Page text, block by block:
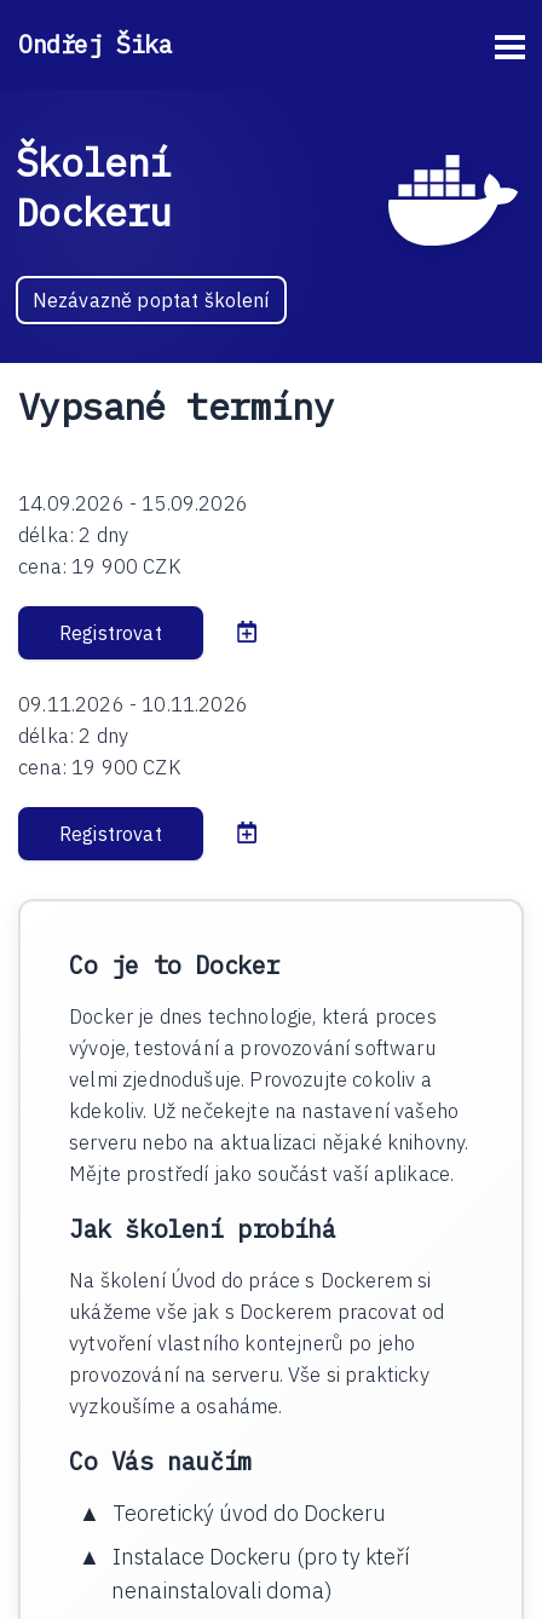
Ondřej Šika
Školení
Dockeru
Nezávazně poptat školení
Vypsané termíny
14.09.2026 - 15.09.2026
délka:2 dny
cena: 19 900 CZK
Registrovat
09.11.2026 - 10.11.2026
délka:2 dny
cena: 19 900 CZK
Registrovat
Co je to Docker
Docker je dnes technologie, která proces
vývoje, testování a provozování softwaru
velmi zjednodušuje. Provozujte cokoliv a
kdekoliv. Už nečekejte na nastavení vašeho
serveru nebo na aktualizaci nějaké knihovny.
Mějte prostředí jako součást vaší aplikace.
Jak školení probíhá
Na školení Úvod do práce s Dockerem si
ukážeme vše jak s Dockerem pracovat od
vytvoření vlastního kontejnerů po jeho
provozování na serveru. Vše si prakticky
vyzkoušíme a osaháme.
Co Vás naučím
Teoretický úvod do Dockeru
Instalace Dockeru (pro ty kteří
nenainstalovali doma)